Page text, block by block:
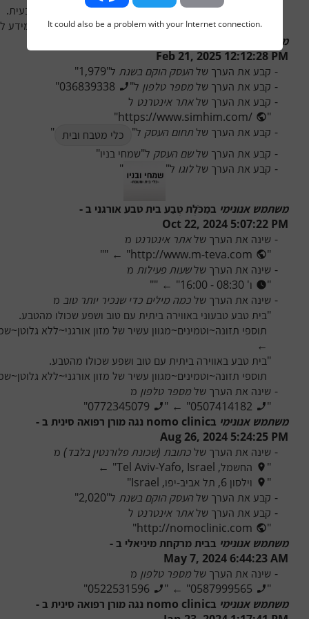
הטיפול משלב כלים שונים מעולם הרפואה הסינית, מנגיש מידע
משתמש אנונימי
Feb 21, 2025 12:12:28 PM
- קבע את הערך של העסק הוקם בשנת ל"
1,979
"
- קבע את הערך של מספר טלפון ל"
036839338
"
- קבע את הערך של אתר אינטרנט ל
"
https://www.simhim.com/
"
- קבע את הערך של תחום העסק ל" כלי מטבח ובית "
- קבע את הערך של שם העסק ל"שמחי בניו"
- קבע את הערך של לוגו ל"
"
משתמש אנונימי מַכֹּלֶת טֶבַע בית טבע אורגני
Oct 22, 2024 5:07:22 PM
- שינה את הערך של אתר אינטרנט מ
"
http://www.m-teva.com
"
←
"
"
- שינה את הערך של שעות פעילות מ
"
ו' 08:30 - 16:00 "
←
"
"
- שינה את הערך של כמה מילים כדי שנכיר יותר טוב מ
"
תוספי תזונה~וטמינים~מגוון עשיר של מזון אורגני~ללא
←
"
תוספי תזונה~וטמינים~מגוון עשיר של מזון אורגני~ללא
- שינה את הערך של מספר טלפון מ
"
0507414182
"
←
"
0772345079
"
משתמש אנונימי
nomo clinic נגה מורן רפואה סינית
Aug 26, 2024 5:24:25 PM
- שינה את הערך של כתובת (שכונת פלורנטין בלבד) מ
"
החשמל, Tel Aviv-Yafo, Israel "
←
"
וילסון 6, תל אביב-יפו, Israel
"
- קבע את הערך של העסק הוקם בשנת ל"
2,020
"
- קבע את הערך של אתר אינטרנט ל
"
http://nomoclinic.com
"
משתמש אנונימי
בית מרקחת מיניאלי
May 7, 2024 6:44:23 AM
- שינה את הערך של מספר טלפון מ
"
0587999565
"
←
"
0522531596
"
משתמש אנונימי
nomo clinic נגה מורן רפואה סינית
FacebookTwitter Email
It could also be a problem with your Internet connection.